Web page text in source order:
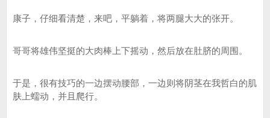
康子，仔细看清楚，来吧，平躺着，将两腿大大的张开。
哥哥将雄伟坚挺的大肉棒上下摇动，然后放在肚脐的周围。
于是，很有技巧的一边摆动腰部，一边则将阴茎在我哲白的肌
肤上蠕动，并且爬行。